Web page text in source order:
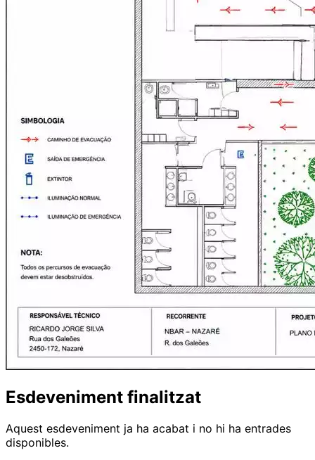
Esdeveniment finalitzat
Aquest esdeveniment ja ha acabat i no hi ha entrades
disponibles.